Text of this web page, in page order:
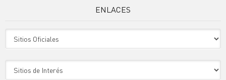
ENLACES